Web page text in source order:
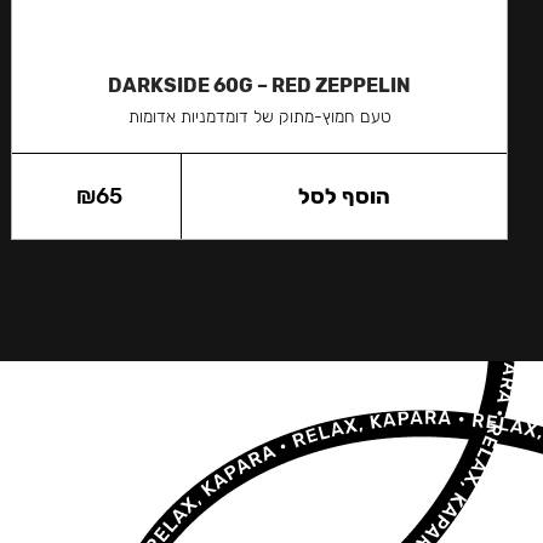
DARKSIDE 60G – RED ZEPPELIN
טעם חמוץ-מתוק של דומדמניות אדומות
₪65 הוסף לסל